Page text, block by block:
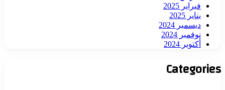
فبراير 2025
يناير 2025
ديسمبر 2024
نوفمبر 2024
أكتوبر 2024
Categories